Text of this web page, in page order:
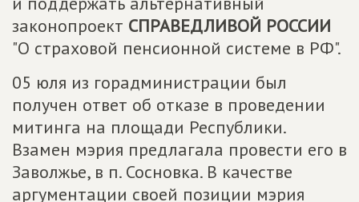
законопроект СПРАВЕДЛИВОЙ РОССИИ
"О страховой пенсионной системе в РФ".
05 юля из горадминистрации был
получен ответ об отказе в проведении
митинга на площади Республики.
Взамен мэрия предлагала провести его в
Заволжье, в п. Сосновка. В качестве
аргументации своей позиции мэрия